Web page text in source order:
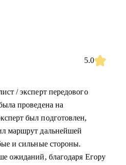
5.0
/ эксперт передового
проведена на
был подготовлен,
маршрут дальнейшей
и сильные стороны.
ожиданий, благодаря Егору